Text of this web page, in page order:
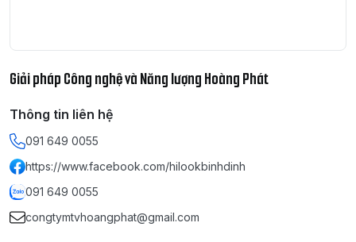
Giải pháp Công nghệ và Năng lượng Hoàng Phát
Thông tin liên hệ
091 649 0055
https://www.facebook.com/hilookbinhdinh
091 649 0055
congtymtvhoangphat@gmail.com